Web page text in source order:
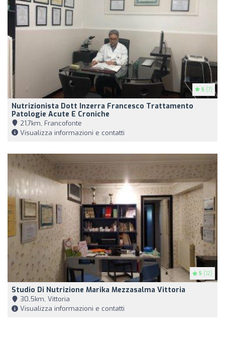
5 (7)
Nutrizionista Dott Inzerra Francesco Trattamento
Patologie Acute E Croniche
21,7km, Francofonte
Visualizza informazioni e contatti
5 (12)
Studio Di Nutrizione Marika Mezzasalma Vittoria
30,5km, Vittoria
Visualizza informazioni e contatti